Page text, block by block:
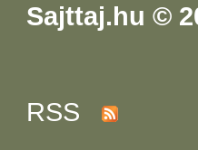
Sajttaj.hu ©
RSS